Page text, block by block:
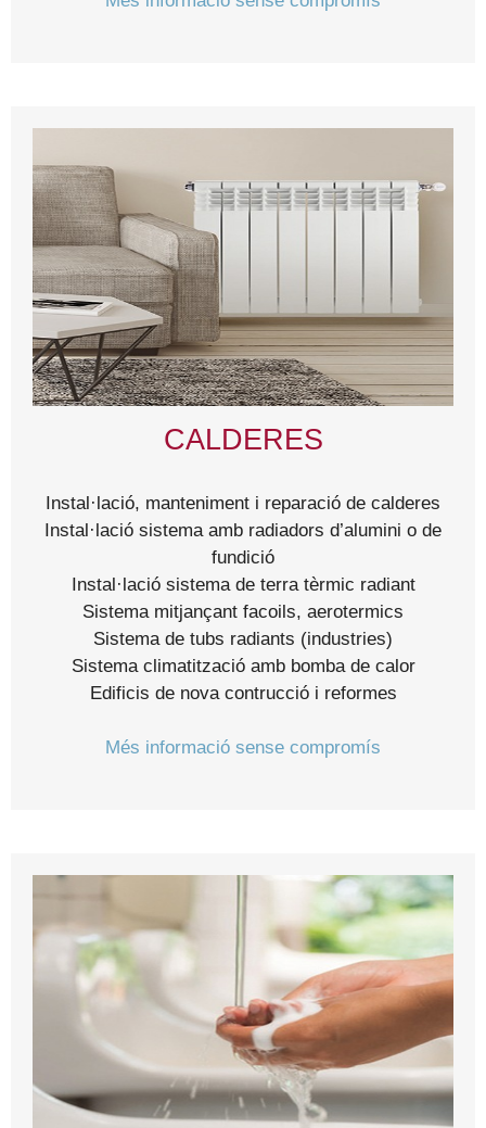
CALDERES
Instal·lació, manteniment i reparació de calderes
Instal·lació sistema amb radiadors d’alumini o de
fundició
Instal·lació sistema de terra tèrmic radiant
Sistema mitjançant facoils, aerotermics
Sistema de tubs radiants (industries)
Sistema climatització amb bomba de calor
Edificis de nova contrucció i reformes
Més informació sense compromís